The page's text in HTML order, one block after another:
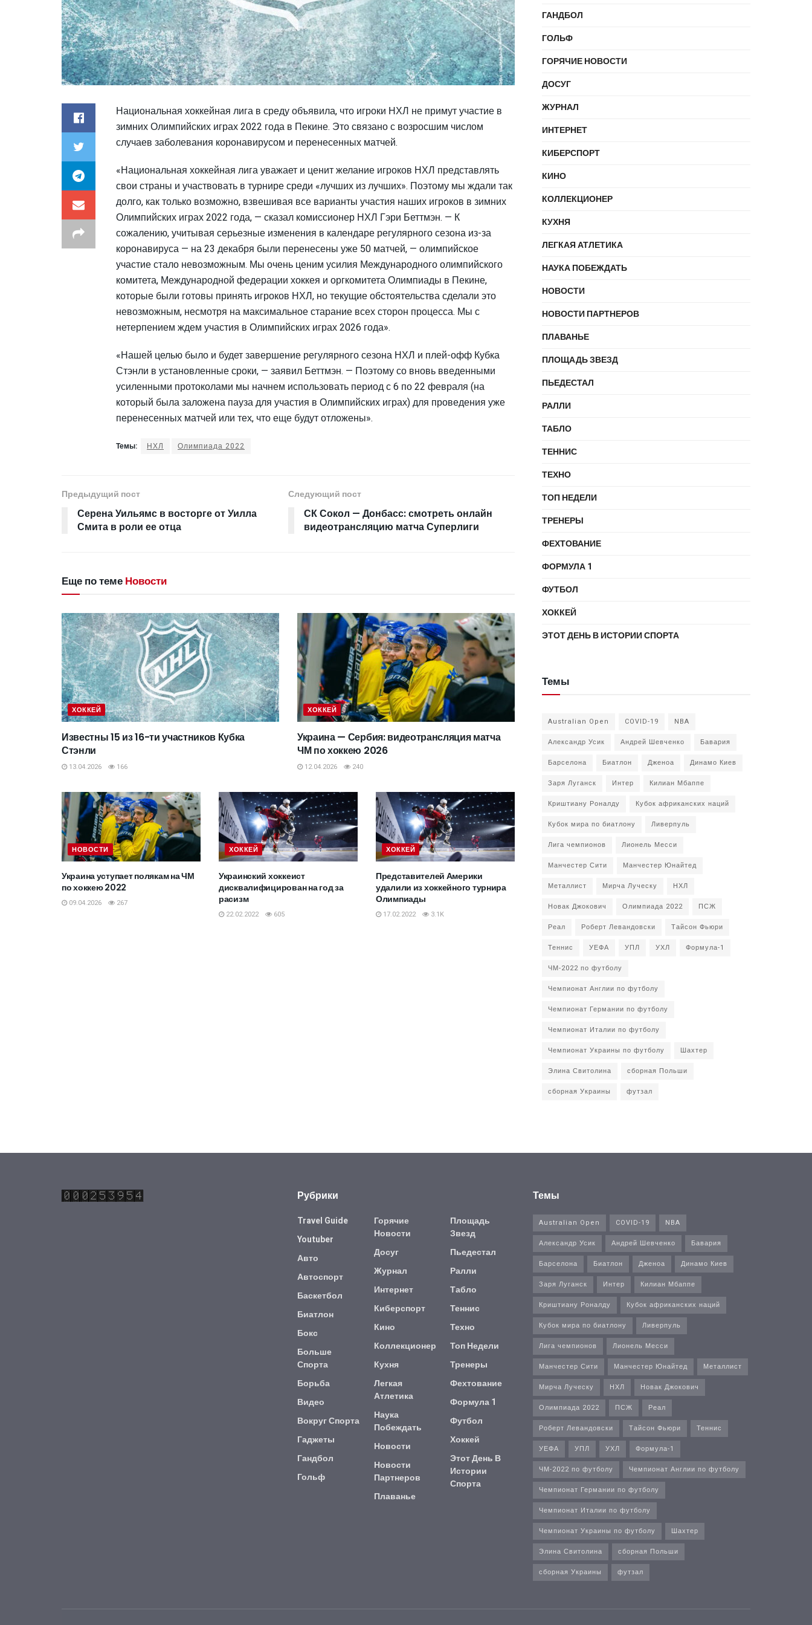
Национальная хоккейная лига в среду объявила, что игроки НХЛ не примут участие в
зимних Олимпийских играх 2022 года в Пекине. Это связано с возросшим числом
случаев заболевания коронавирусом и перенесенных матчей.
«Национальная хоккейная лига уважает и ценит желание игроков НХЛ представлять
свои страны и участвовать в турнире среди «лучших из лучших». Поэтому мы ждали так
долго, как только возможно, взвешивая все варианты участия наших игроков в зимних
Олимпийских играх 2022 года, — сказал комиссионер НХЛ Гэри Беттмэн. — К
сожалению, учитывая серьезные изменения в календаре регулярного сезона из-за
коронавируса — на 23 декабря были перенесены уже 50 матчей, — олимпийское
участие стало невозможным. Мы очень ценим усилия Международного олимпийского
комитета, Международной федерации хоккея и оргкомитета Олимпиады в Пекине,
которые были готовы принять игроков НХЛ, но текущие обстоятельства сделали это
невозможным, несмотря на максимальное старание всех сторон процесса. Мы с
нетерпением ждем участия в Олимпийских играх 2026 года».
«Нашей целью было и будет завершение регулярного сезона НХЛ и плей-офф Кубка
Стэнли в установленные сроки, — заявил Беттмэн. — Поэтому со вновь введенными
усиленными протоколами мы начнем использовать период с 6 по 22 февраля (на
который была заложена пауза для участия в Олимпийских играх) для проведения уже
перенесенных матчей или тех, что еще будут отложены».
Темы: НХЛ Олимпиада 2022
Предыдущий пост
Серена Уильямс в восторге от Уилла
Смита в роли ее отца
Следующий пост
СК Сокол — Донбасс: смотреть онлайн
видеотрансляцию матча Суперлиги
Еще по теме Новости
ХОККЕЙ
Известны 15 из 16-ти участников Кубка
Стэнли
13.04.2026 166
ХОККЕЙ
Украина — Сербия: видеотрансляция матча
ЧМ по хоккею 2026
12.04.2026 240
НОВОСТИ
Украина уступает полякам на ЧМ
по хоккею 2022
09.04.2026 267
ХОККЕЙ
Украинский хоккеист
дисквалифицирован на год за
расизм
22.02.2022 605
ХОККЕЙ
Представителей Америки
удалили из хоккейного турнира
Олимпиады
17.02.2022 3.1K
ГАНДБОЛ
ГОЛЬФ
ГОРЯЧИЕ НОВОСТИ
ДОСУГ
ЖУРНАЛ
ИНТЕРНЕТ
КИБЕРСПОРТ
КИНО
КОЛЛЕКЦИОНЕР
КУХНЯ
ЛЕГКАЯ АТЛЕТИКА
НАУКА ПОБЕЖДАТЬ
НОВОСТИ
НОВОСТИ ПАРТНЕРОВ
ПЛАВАНЬЕ
ПЛОЩАДЬ ЗВЕЗД
ПЬЕДЕСТАЛ
РАЛЛИ
ТАБЛО
ТЕННИС
ТЕХНО
ТОП НЕДЕЛИ
ТРЕНЕРЫ
ФЕХТОВАНИЕ
ФОРМУЛА 1
ФУТБОЛ
ХОККЕЙ
ЭТОТ ДЕНЬ В ИСТОРИИ СПОРТА
Темы
Australian Open COVID-19
NBA
Александр Усик
Андрей Шевченко
Бавария
Барселона
Биатлон Дженоа
Динамо Киев
Заря Луганск
Интер
Килиан Мбаппе
Криштиану Роналду
Кубок африканских наций
Кубок мира по биатлону
Ливерпуль
Лига чемпионов
Лионель Месси
Манчестер Сити
Манчестер Юнайтед
Металлист
Мирча Луческу
НХЛ
Новак Джокович
Олимпиада 2022
ПСЖ
Реал
Роберт Левандовски
Тайсон Фьюри
Теннис
УЕФА УПЛ УХЛ
Формула-1
ЧМ-2022 по футболу
Чемпионат Англии по футболу
Чемпионат Германии по футболу
Чемпионат Италии по футболу
Чемпионат Украины по футболу
Шахтер
Элина Свитолина
сборная Польши
сборная Украины
футзал
Рубрики
Travel Guide
Youtuber
Авто
Автоспорт
Баскетбол
Биатлон
Бокс
Больше
Спорта
Борьба
Видео
Вокруг Спорта
Гаджеты
Гандбол
Гольф
Горячие
Новости
Досуг
Журнал
Интернет
Киберспорт
Кино
Коллекционер
Кухня
Легкая
Атлетика
Наука
Побеждать
Новости
Новости
Партнеров
Плаванье
Площадь
Звезд
Пьедестал
Ралли
Табло
Теннис
Техно
Топ Недели
Тренеры
Фехтование
Формула 1
Футбол
Хоккей
Этот День В
Истории
Спорта
Темы
Australian Open COVID-19
NBA
Александр Усик
Андрей Шевченко
Бавария
Барселона
Биатлон Дженоа
Динамо Киев
Заря Луганск
Интер
Килиан Мбаппе
Криштиану Роналду
Кубок африканских наций
Кубок мира по биатлону
Ливерпуль
Лига чемпионов
Лионель Месси
Манчестер Сити
Манчестер Юнайтед
Металлист
Мирча Луческу
НХЛ
Новак Джокович
Олимпиада 2022
ПСЖ
Реал
Роберт Левандовски
Тайсон Фьюри
Теннис
УЕФА
УПЛ УХЛ
Формула-1
ЧМ-2022 по футболу
Чемпионат Англии по футболу
Чемпионат Германии по футболу
Чемпионат Италии по футболу
Чемпионат Украины по футболу
Шахтер
Элина Свитолина
сборная Польши
сборная Украины
футзал